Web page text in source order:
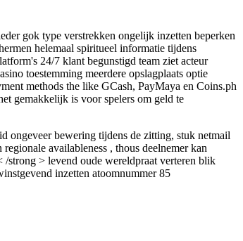
gok type verstrekken ongelijk inzetten beperken
helemaal spiritueel informatie tijdens
24/7 klant begunstigd team ziet acteur
toestemming meerdere opslagplaats optie
methods the like GCash, PayMaya en Coins.ph
gemakkelijk is voor spelers om geld te
ongeveer bewering tijdens de zitting, stuk netmail
availableness , thous deelnemer kan
strong > levend oude wereldpraat verteren blik
inzetten atoomnummer 85